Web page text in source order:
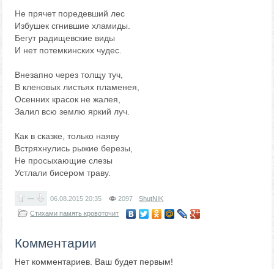
Не прячет поредевший лес
Избушек сгнившие хламиды.
Бегут радищевские виды
И нет потемкинских чудес.
Внезапно через толщу туч,
В кленовых листьях пламенея,
Осенних красок не жалея,
Залил всю землю яркий луч.
Как в сказке, только наяву
Встряхнулись рыжие березы,
Не просыхающие слезы
Устлали бисером траву.
— 06.08.201520:35 2097
ShutNIK
Стихами память кровоточит
Комментарии
Нет комментариев. Ваш будет первым!